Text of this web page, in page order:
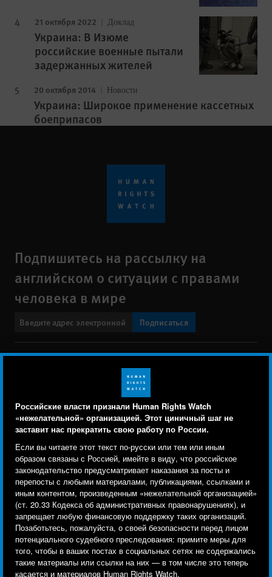
Российские власти признали Human Rights Watch
«нежелательной» организацией. Этот циничный шаг не
заставит нас прекратить свою работу по России.
Если вы читаете этот текст по-русски или тем или иным
образом связаны с Россией, имейте в виду, что российское
законодательство предусматривает наказания за посты и
перепосты с любыми материалами, публикациями, ссылками и
иным контентом, произведенным «нежелательной организацией»
(ст. 20.33 Кодекса об административных правонарушениях), и
запрещает любую финансовую поддержку таких организаций.
Позаботьтесь, пожалуйста, о своей безопасности перед лицом
потенциального судебного преследования: примите меры для
того, чтобы в ваших постах в социальных сетях не содержались
такие материалы или ссылки на них — в том числе это теперь
касается и материалов Human Rights Watch.
21 октября 2022 Доклад
Украина: В Изюме
российские военные пытали
задержанных жителей
20 октября 2014 Новости
Украина: Широкое применение кассетных
боеприпасов
Подпишитесь на рассылку на
английском о ситуации с правами
человека в мире
Подписаться
Свяжитесь с нами
menu
Заявление о политике конфиденциальности
Карта сайта
Text Version
© 2026 Human Rights Watch
Human Rights Watch| 350 Fifth Avenue, 34th Floor | New York,NY
10118-3299USA|t1.212.290.4700
Human Rights Watchis a 501(C)(3) nonprofit registered in the US
under EIN: 13-2875808
Human Rights Watch cookie preferences
Мы используем файлы cookie, технологии
отслеживания и сторонние аналитические
инструменты, чтобы лучше понять, кто посещает
сайт, и улучшить ваш опыт взаимодействия с ним.
Используя наш сайт, вы соглашаетесь с этим.
Ознакомьтесь с нашей политикой
конфиденциальности,чтобы узнать, для чего
используются файлы cookie и как изменить ваши